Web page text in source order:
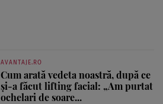
AVANTAJE.RO
Cum arată vedeta noastră, după ce
și-a făcut lifting facial: „Am purtat
ochelari de soare...